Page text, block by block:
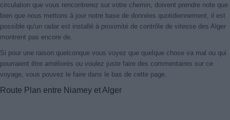
circulation que vous rencontrerez sur votre chemin, doivent prendre note que
bien que nous mettons à jour notre base de données quotidiennement, il est
possible qu'un radar est installé à proximité de contrôle de vitesse des Alger
montrent pas encore de.
Si pour une raison quelconque vous voyez que quelque chose va mal ou qui
pourraient être améliorés ou voulez juste faire des commentaires sur ce
voyage, vous pouvez le faire dans le bas de cette page.
Route Plan entre Niamey et Alger